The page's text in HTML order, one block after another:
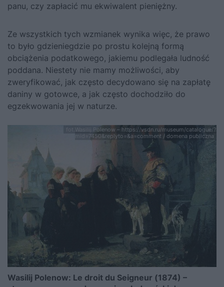
panu, czy zapłacić mu ekwiwalent pieniężny.
Ze wszystkich tych wzmianek wynika więc, że prawo
to było gdzieniegdzie po prostu kolejną formą
obciążenia podatkowego, jakiemu podlegała ludność
poddana. Niestety nie mamy możliwości, aby
zweryfikować, jak często decydowano się na zapłatę
daniny w gotowce, a jak często dochodziło do
egzekwowania jej w naturze.
fot.Wasilij Polenow – https://vsdn.ru/museum/catalogue/?
mid=7450&replyto=&a=comment / domena publiczna
Wasilij Polenow: Le droit du Seigneur (1874) –